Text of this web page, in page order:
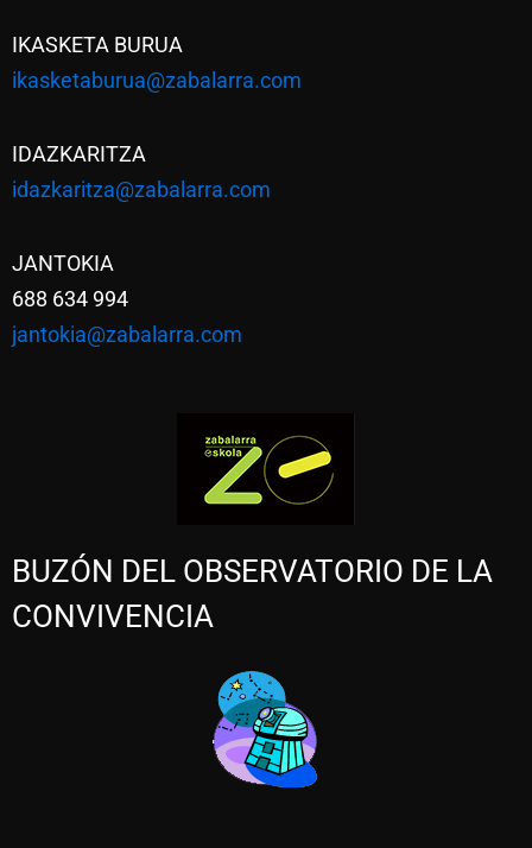
IKASKETA BURUA
ikasketaburua@zabalarra.com
IDAZKARITZA
idazkaritza@zabalarra.com
JANTOKIA
688 634 994
jantokia@zabalarra.com
BUZÓN DEL OBSERVATORIO DE LA
CONVIVENCIA